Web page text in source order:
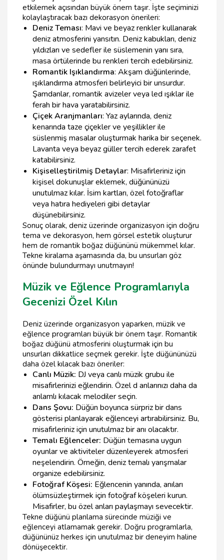
etkilemek açısından büyük önem taşır. İşte seçiminizi
kolaylaştıracak bazı dekorasyon önerileri:
Deniz Teması: Mavi ve beyaz renkler kullanarak
deniz atmosferini yansıtın. Deniz kabukları, deniz
yıldızları ve sedefler ile süslemenin yanı sıra,
masa örtülerinde bu renkleri tercih edebilirsiniz.
Romantik Işıklandırma: Akşam düğünlerinde,
ışıklandırma atmosferi belirleyici bir unsurdur.
Şamdanlar, romantik avizeler veya led ışıklar ile
ferah bir hava yaratabilirsiniz.
Çiçek Aranjmanları: Yaz aylarında, deniz
kenarında taze çiçekler ve yeşillikler ile
süslenmiş masalar oluşturmak harika bir seçenek.
Lavanta veya beyaz güller tercih ederek zarafet
katabilirsiniz.
Kişiselleştirilmiş Detaylar: Misafirleriniz için
kişisel dokunuşlar eklemek, düğününüzü
unutulmaz kılar. İsim kartları, özel fotoğraflar
veya hatıra hediyeleri gibi detaylar
düşünebilirsiniz.
Sonuç olarak, deniz üzerinde organizasyon için doğru
tema ve dekorasyon, hem görsel estetik oluşturur
hem de romantik boğaz düğününü mükemmel kılar.
Tekne kiralama aşamasında da, bu unsurları göz
önünde bulundurmayı unutmayın!
Müzik ve Eğlence Programlarıyla
Gecenizi Özel Kılın
Deniz üzerinde organizasyon yaparken, müzik ve
eğlence programları büyük bir önem taşır. Romantik
boğaz düğünü atmosferini oluşturmak için bu
unsurları dikkatlice seçmek gerekir. İşte düğününüzü
daha özel kılacak bazı öneriler:
Canlı Müzik: DJ veya canlı müzik grubu ile
misafirlerinizi eğlendirin. Özel d anlarınızı daha da
anlamlı kılacak melodiler seçin.
Dans Şovu: Düğün boyunca sürpriz bir dans
gösterisi planlayarak eğlenceyi artırabilirsiniz. Bu,
misafirleriniz için unutulmaz bir anı olacaktır.
Temalı Eğlenceler: Düğün temasına uygun
oyunlar ve aktiviteler düzenleyerek atmosferi
neşelendirin. Örneğin, deniz temalı yarışmalar
organize edebilirsiniz.
Fotoğraf Köşesi: Eğlencenin yanında, anıları
ölümsüzleştirmek için fotoğraf köşeleri kurun.
Misafirler, bu özel anları paylaşmayı sevecektir.
Tekne düğünü planlama sürecinde müziği ve
eğlenceyi atlamamak gerekir. Doğru programlarla,
düğününüz herkes için unutulmaz bir deneyim haline
dönüşecektir.